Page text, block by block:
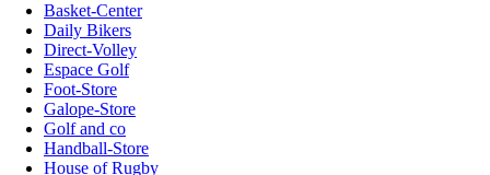
Basket-Center
Daily Bikers
Direct-Volley
Espace Golf
Foot-Store
Galope-Store
Golf and co
Handball-Store
House of Rugby